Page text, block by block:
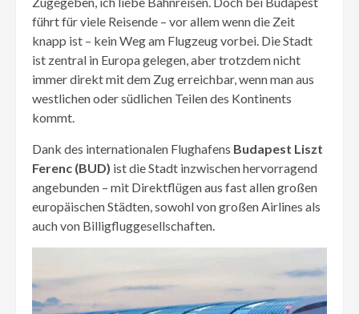
führt für viele Reisende – vor allem wenn die Zeit
knapp ist – kein Weg am Flugzeug vorbei. Die Stadt
ist zentral in Europa gelegen, aber trotzdem nicht
immer direkt mit dem Zug erreichbar, wenn man aus
westlichen oder südlichen Teilen des Kontinents
kommt.
Dank des internationalen Flughafens Budapest Liszt
Ferenc (BUD) ist die Stadt inzwischen hervorragend
angebunden – mit Direktflügen aus fast allen großen
europäischen Städten, sowohl von großen Airlines als
auch von Billigfluggesellschaften.